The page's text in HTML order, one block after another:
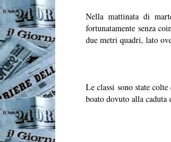
Nella mattinata di
fortunatamente senza
due metri quadri, lato
Le classi sono state
boato dovuto alla